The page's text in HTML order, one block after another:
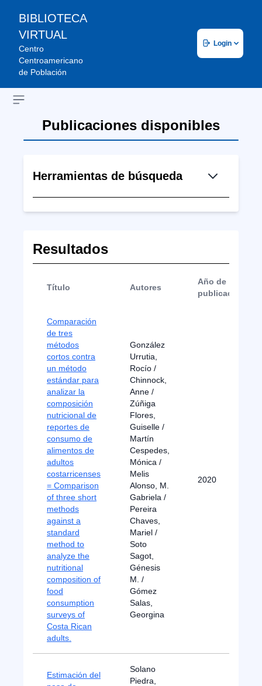
BIBLIOTECA
VIRTUAL
Centro
Centroamericano
de Población
Login
Open sidebar
Publicaciones disponibles
Herramientas de búsqueda
Resultados
Título Autores
Año de
publicación
Comparación
de tres
métodos
cortos contra
un método
estándar para
analizar la
composición
nutricional de
reportes de
consumo de
alimentos de
adultos
costarricenses
= Comparison
of three short
methods
against a
standard
method to
analyze the
nutritional
composition of
food
consumption
surveys of
Costa Rican
adults.
González
Urrutia,
Rocío /
Chinnock,
Anne /
Zúñiga
Flores,
Guiselle /
Martín
Cespedes,
Mónica /
Melis
Alonso, M.
Gabriela /
Pereira
Chaves,
Mariel /
Soto
Sagot,
Génesis
M. /
Gómez
Salas,
Georgina
2020
Estimación del
Solano
Piedra,